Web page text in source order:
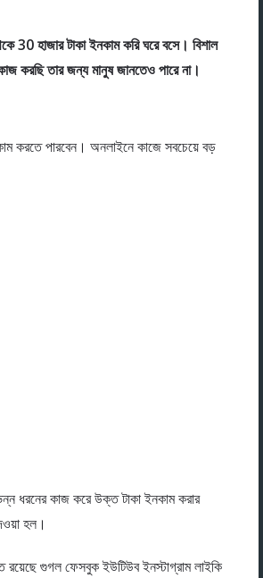
হাজার টাকা ইনকাম করি ঘরে বসে। বিশাল
করছি তার জন্য মানুষ জানতেও পারে না।
করতে পারবেন। অনলাইনে কাজে সবচেয়ে বড়
ধরনের কাজ করে উক্ত টাকা ইনকাম করার
হল।
রয়েছে গুগল ফেসবুক ইউটিউব ইনস্টাগ্রাম লাইকি